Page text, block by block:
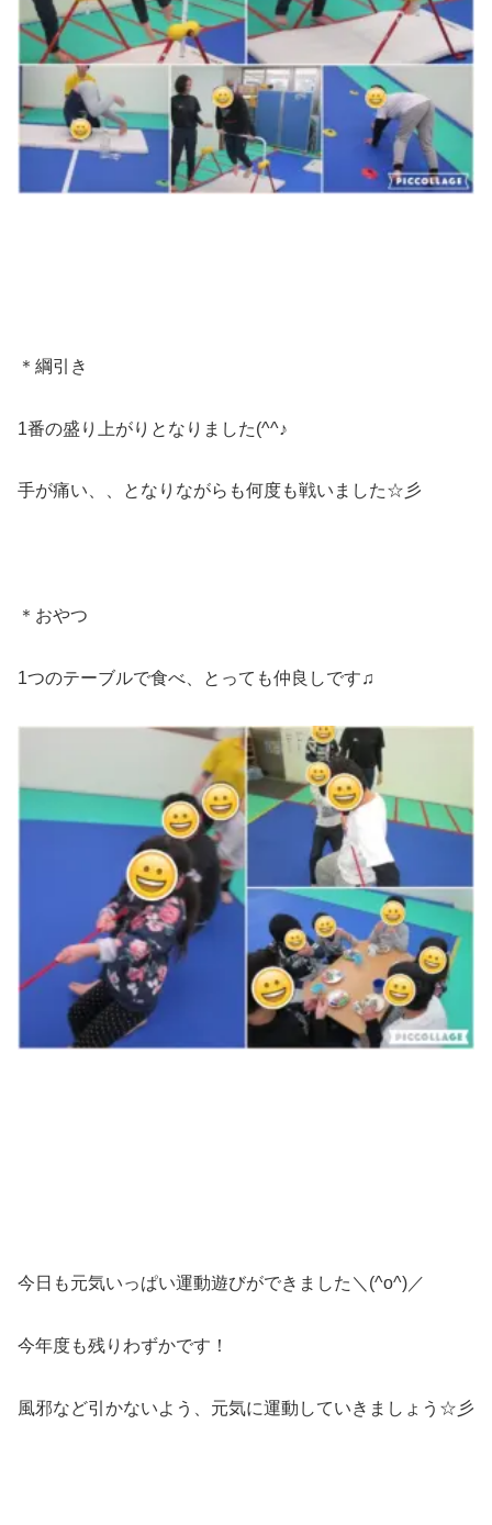
＊綱引き
1番の盛り上がりとなりました(^^♪
手が痛い、、となりながらも何度も戦いました☆彡
＊おやつ
1つのテーブルで食べ、とっても仲良しです♫
今日も元気いっぱい運動遊びができました＼(^o^)／
今年度も残りわずかです！
風邪など引かないよう、元気に運動していきましょう☆彡